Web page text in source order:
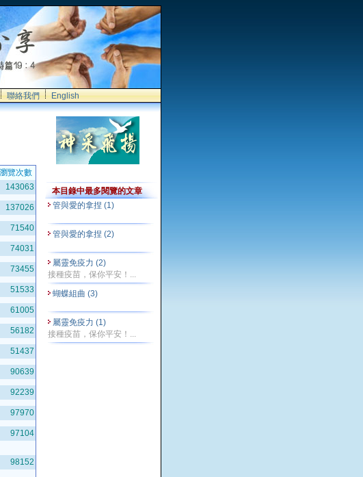
聯絡我們 English
瀏覽次數
143063
137026
71540
74031
73455
51533
61005
56182
51437
90639
92239
97970
97104
98152
本目錄中最多閱覽的文章
管與愛的拿捏 (1)
管與愛的拿捏 (2)
屬靈免疫力 (2)
接種疫苗，保你平安！...
蝴蝶組曲 (3)
屬靈免疫力 (1)
接種疫苗，保你平安！...